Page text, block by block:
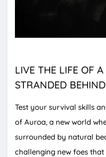
LIVE THE LIFE OF
STRANDED
Test your survival skills
of Auroa, a new world
surrounded by natural
challenging new foes